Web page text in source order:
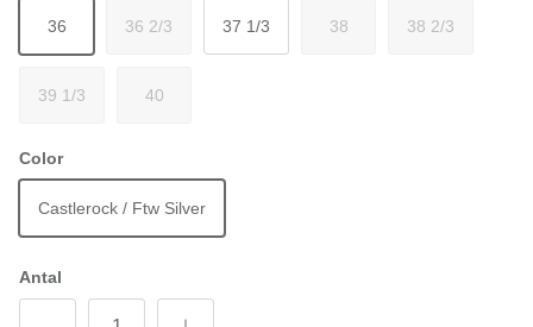
36 36 2/3 37 1/3 38 38 2/3
39 1/3 40
Color
Castlerock / Ftw Silver
Antal